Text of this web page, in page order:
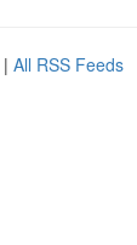
| All RSS Feeds